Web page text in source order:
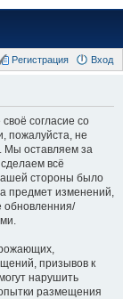
Вход
Регистрация
согласие со
пожалуйста, не
Мы оставляем за
всё
стороны было
предмет изменений,
обновленния/
призывов к
нарушить
размещения